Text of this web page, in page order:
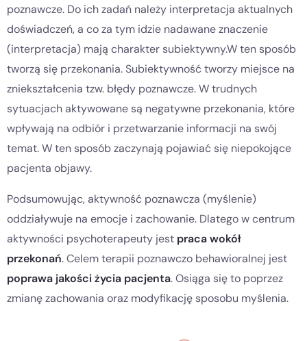
poznawcze. Do ich zadań należy interpretacja aktualnych
doświadczeń, a co za tym idzie nadawane znaczenie
(interpretacja) mają charakter subiektywny.W ten sposób
tworzą się przekonania. Subiektywność tworzy miejsce na
zniekształcenia tzw. błędy poznawcze. W trudnych
sytuacjach aktywowane są negatywne przekonania, które
wpływają na odbiór i przetwarzanie informacji na swój
temat. W ten sposób zaczynają pojawiać się niepokojące
pacjenta objawy.
Podsumowując, aktywność poznawcza (myślenie)
oddziaływuje na emocje i zachowanie. Dlatego w centrum
aktywności psychoterapeuty jest praca wokół
przekonań. Celem terapii poznawczo behawioralnej jest
poprawa jakości życia pacjenta. Osiąga się to poprzez
zmianę zachowania oraz modyfikację sposobu myślenia.